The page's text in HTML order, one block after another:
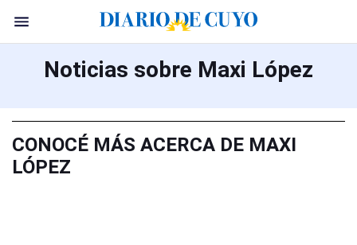
Noticias sobre Maxi López
CONOCÉ MÁS ACERCA DE MAXI
LÓPEZ